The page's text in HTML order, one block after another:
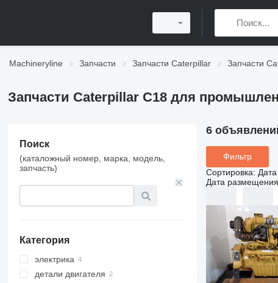
Machineryline Запчасти Запчасти Caterpillar Запчасти
Запчасти Caterpillar C18 для
Поиск
(каталожный номер, марка, модель,
запчасть)
Категория
электрика
электропроводка
детали двигателя
6
Фильтр
Сортировка:
Дата размещения